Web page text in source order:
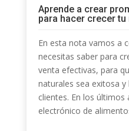
Aprende a crear
para hacer crecer
En esta nota vamos a
necesitas saber para
venta efectivas, para
naturales sea exitosa
clientes. En los
electrónico de